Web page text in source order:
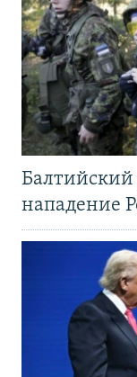
Балтийский
нападение